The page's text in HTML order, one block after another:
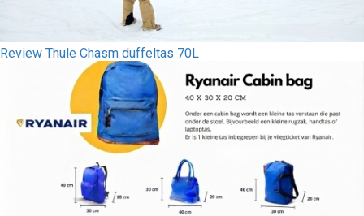
Review Thule Chasm duffeltas 70L